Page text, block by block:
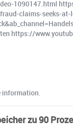
1090147.html
claims-seeks-
https://
information.
zu 90